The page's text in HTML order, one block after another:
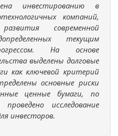
инвестированию в
компаний,
современной
текущим
На основе
выделены долговые
как ключевой критерий
основные риски
ценные бумаги, по
исследование
инвесторов.